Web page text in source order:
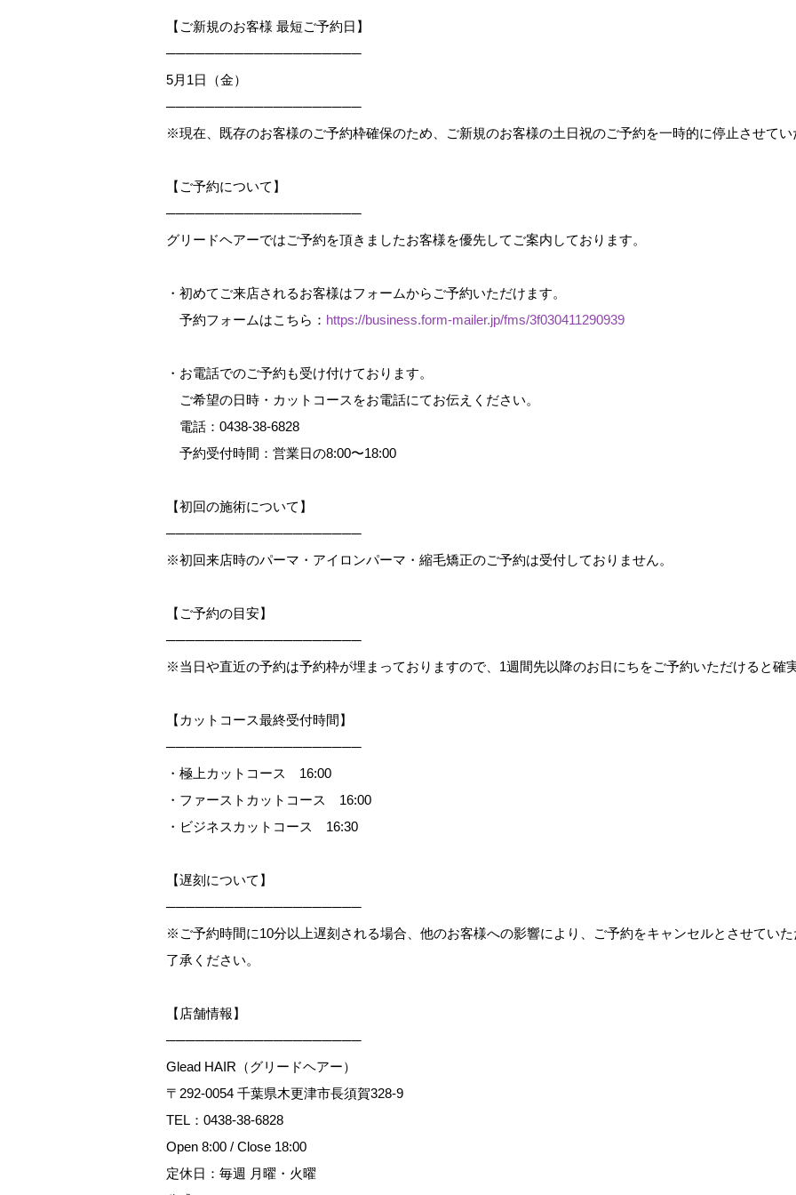
【ご新規のお客様 最短ご予約日】
────────────────────
5月1日（金）
────────────────────
※現在、既存のお客様のご予約枠確保のため、ご新規のお客様の土日祝のご予約を一時的に停止させて
【ご予約について】
────────────────────
グリードヘアーではご予約を頂きましたお客様を優先してご案内しております。
・初めてご来店されるお客様はフォームからご予約いただけます。
予約フォームはこちら： https://business.form-mailer.jp/fms/3f030411290939
・お電話でのご予約も受け付けております。
ご希望の日時・カットコースをお電話にてお伝えください。
電話： 0438-38-6828
予約受付時間：営業日の8:00〜18:00
【初回の施術について】
────────────────────
※初回来店時のパーマ・アイロンパーマ・縮毛矯正のご予約は受付しておりません。
【ご予約の目安】
────────────────────
※当日や直近の予約は予約枠が埋まっておりますので、1週間先以降のお日にちをご予約いただけると確
【カットコース最終受付時間】
────────────────────
・極上カットコース 16:00
・ファーストカットコース 16:00
・ビジネスカットコース 16:30
【遅刻について】
────────────────────
※ご予約時間に10分以上遅刻される場合、他のお客様への影響により、ご予約をキャンセルとさせてい
了承ください。
【店舗情報】
────────────────────
Glead HAIR（グリードヘアー）
〒292-0054 千葉県木更津市長須賀328-9
TEL： 0438-38-6828
Open 8:00 / Close 18:00
定休日：毎週 月曜・火曜